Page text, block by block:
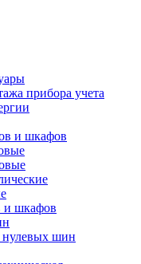
прибора учета
и шкафов
и шкафов
нулевых шин